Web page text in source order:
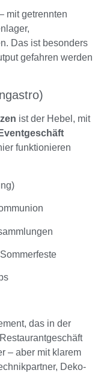
mit getrennten
Das ist besonders
gefahren werden
ist der Hebel, mit
Eventgeschäft
funktionieren
das in der
– aber mit klarem
Deko-